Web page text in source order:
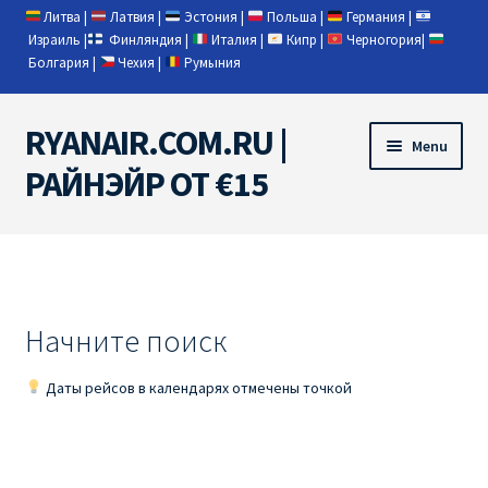
Литва | Латвия | Эстония | Польша | Германия |
Израиль | Финляндия | Италия | Кипр | Черногория|
Болгария | Чехия | Румыния
Skip
to
navigation
Skip
to
content
RYANAIR.COM.RU |
РАЙНЭЙР ОТ €15
Menu
RYANAIR PL ОТ € 9
Начните поиск
Даты рейсов в календарях отмечены точкой